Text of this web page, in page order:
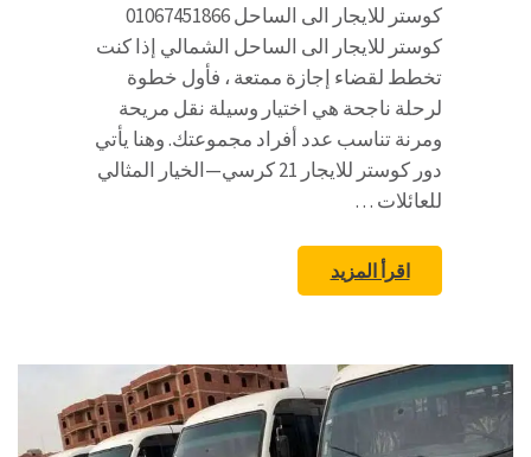
كوستر للايجار الى الساحل 01067451866
كوستر للايجار الى الساحل الشمالي إذا كنت
تخطط لقضاء إجازة ممتعة ، فأول خطوة
لرحلة ناجحة هي اختيار وسيلة نقل مريحة
ومرنة تناسب عدد أفراد مجموعتك. وهنا يأتي
دور كوستر للايجار 21 كرسي—الخيار المثالي
للعائلات …
اقرأ المزيد